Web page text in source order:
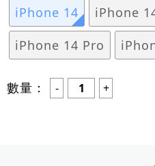
iPhone 14
iPhone
iPhone 14 Pro
數量：